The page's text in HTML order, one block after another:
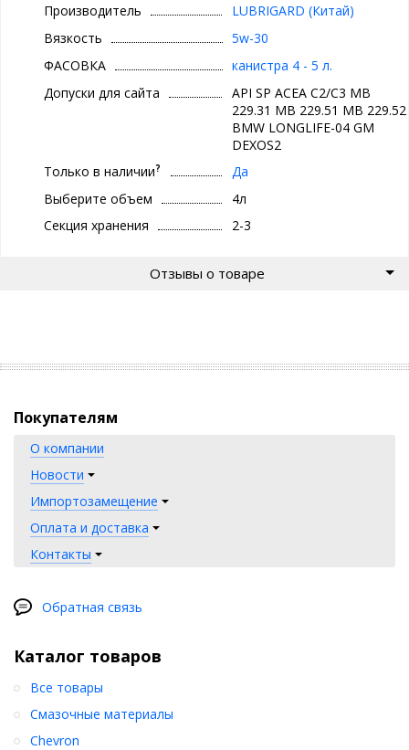
Производится по технологии PROtective Gard® на основе
базовых масел с повышенным индексом вязкости и
Производитель
LUBRIGARD (Китай)
Вязкость
5w-30
ФАСОВКА
канистра 4 - 5 л.
Допуски для сайта
API SP ACEA C2/C3 MB
229.31 MB 229.51 MB 229.52
BMW LONGLIFE-04 GM
DEXOS2
Только в наличии?
Да
Выберите объем
4л
Секция хранения
2-3
Отзывы о товаре
Покупателям
О компании
Новости
Импортозамещение
Оплата и доставка
Контакты
Обратная связь
Каталог товаров
Все товары
Смазочные материалы
Chevron